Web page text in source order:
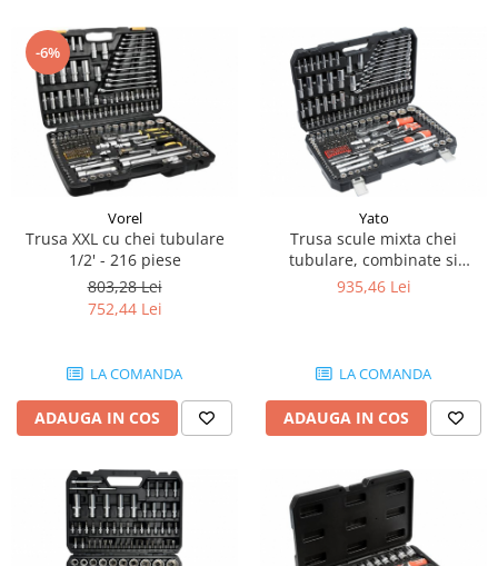
Joystick Upright
Joystick Genie
Joystick JLG
Joystick Manitou
Joystick Merlo
Joystick JCB
Joystick Snorkel
Joystick Danfoss
Joystick Dieci
Joystick Sevcon
Joystick Skyjack
Joystick Airo
Joystick CTI INTERNAL
Joystick Grove
Joystick Haulotte
Piese Joystick
Baterii
Piese Sunward
Piese Pel Job
Piese Schaffer
Piese Ransomes
Piese Rammax
Piese Nilfisk
Piese Neuson
Piese Nagano
Piese Bitelli
Piese Yamaguchi
Piese Weiro
Piese Thomas
Piese Thaler
Piese Thwaites
-6%
Vorel
Trusa XXL cu chei tubulare
1/2' - 216 piese
803,28 Lei
752,44 Lei
LA COMANDA
ADAUGA IN COS
Yato
Trusa scule mixta chei
tubulare, combinate si
antrenor clichet 216 piese
935,46 Lei
LA COMANDA
ADAUGA IN COS